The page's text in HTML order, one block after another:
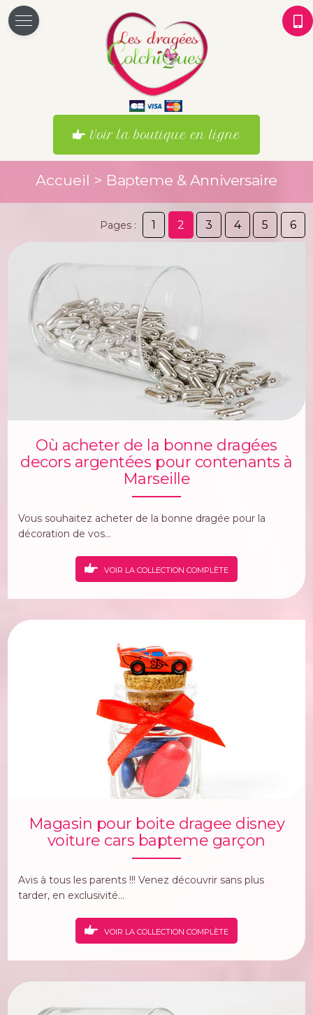
Voir la boutique en ligne
Accueil > Bapteme & Anniversaire
Pages : 1 2 3 4 5 6
Où acheter de la bonne dragées
decors argentées pour contenants à
Marseille
Vous souhaitez acheter de la bonne dragée pour la
décoration de vos...
VOIR LA COLLECTION COMPLÈTE
Magasin pour boite dragee disney
voiture cars bapteme garçon
Avis à tous les parents !!! Venez découvrir sans plus
tarder, en exclusivité...
VOIR LA COLLECTION COMPLÈTE